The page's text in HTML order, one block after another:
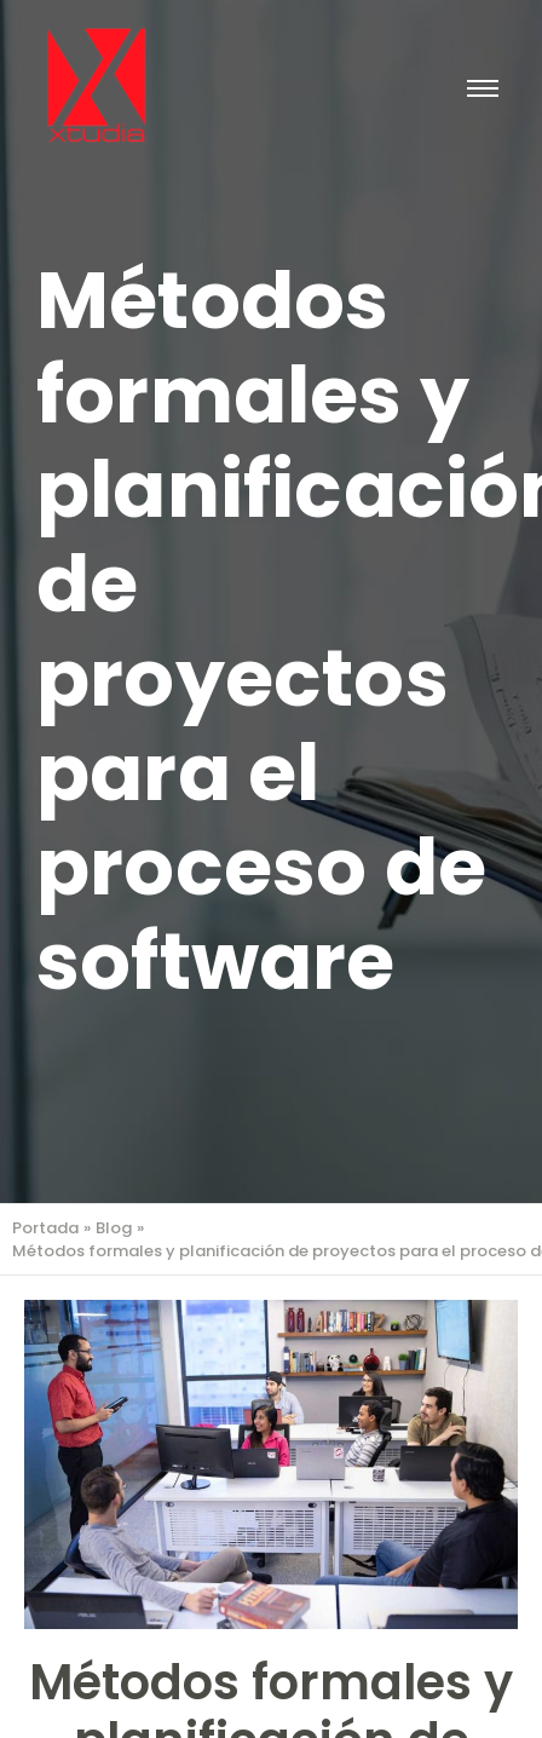
Métodos
formales y
de
proyectos
para el
proceso de
software
Portada » Blog »
Métodos formales y planificación de proyectos para el proceso
Métodos formales y